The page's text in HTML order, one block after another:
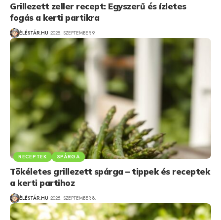
Grillezett zeller recept: Egyszerű és ízletes
fogás a kerti partikra
ÉLÉSTÁR.HU 2025. SZEPTEMBER 9.
RECEPTEK SPÁRGA
Tökéletes grillezett spárga – tippek és receptek
a kerti partihoz
ÉLÉSTÁR.HU 2025. SZEPTEMBER 8.